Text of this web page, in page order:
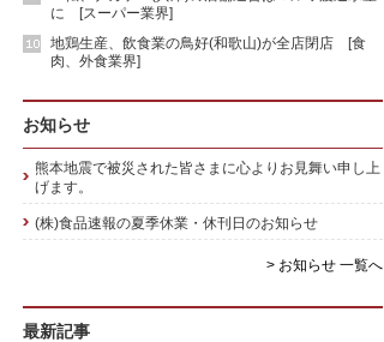
に [スーパー業界]
地鶏生産、飲食業の鳥好(和歌山)が全店閉店 [食
肉、外食業界]
お知らせ
熊本地震で被災された皆さまに心よりお見舞い申し上
げます。
(株)食品速報の夏季休業・休刊日のお知らせ
> お知らせ 一覧へ
最新記事